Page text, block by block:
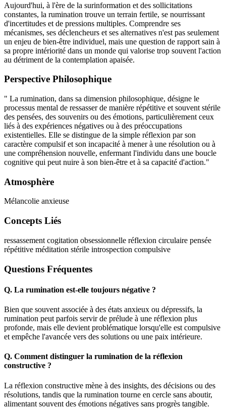
Aujourd'hui, à l'ère de la surinformation et des sollicitations
constantes, la rumination trouve un terrain fertile, se nourrissant
d'incertitudes et de pressions multiples. Comprendre ses
mécanismes, ses déclencheurs et ses alternatives n'est pas seulement
un enjeu de bien-être individuel, mais une question de rapport sain à
sa propre intériorité dans un monde qui valorise trop souvent l'action
au détriment de la contemplation apaisée.
Perspective Philosophique
" La rumination, dans sa dimension philosophique, désigne le
processus mental de ressasser de manière répétitive et souvent stérile
des pensées, des souvenirs ou des émotions, particulièrement ceux
liés à des expériences négatives ou à des préoccupations
existentielles. Elle se distingue de la simple réflexion par son
caractère compulsif et son incapacité à mener à une résolution ou à
une compréhension nouvelle, enfermant l'individu dans une boucle
cognitive qui peut nuire à son bien-être et à sa capacité d'action."
Atmosphère
Mélancolie anxieuse
Concepts Liés
ressassement cogitation obsessionnelle réflexion circulaire pensée
répétitive méditation stérile introspection compulsive
Questions Fréquentes
Q. La rumination est-elle toujours négative ?
Bien que souvent associée à des états anxieux ou dépressifs, la
rumination peut parfois servir de prélude à une réflexion plus
profonde, mais elle devient problématique lorsqu'elle est compulsive
et empêche l'avancée vers des solutions ou une paix intérieure.
Q. Comment distinguer la rumination de la réflexion
constructive ?
La réflexion constructive mène à des insights, des décisions ou des
résolutions, tandis que la rumination tourne en cercle sans aboutir,
alimentant souvent des émotions négatives sans progrès tangible.